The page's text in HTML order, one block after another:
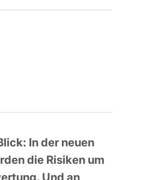
In der neuen
die Risiken um